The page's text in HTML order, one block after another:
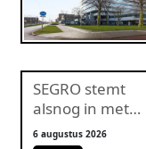
SEGRO stemt
alsnog in met
overnamebod
6 augustus 2026